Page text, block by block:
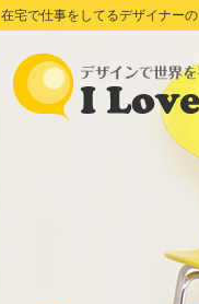
在宅で仕事をしてるデザイナー